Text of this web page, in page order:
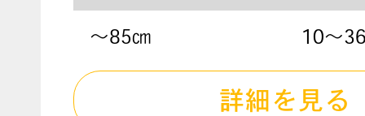
〜85㎝ 10～
詳細を見る